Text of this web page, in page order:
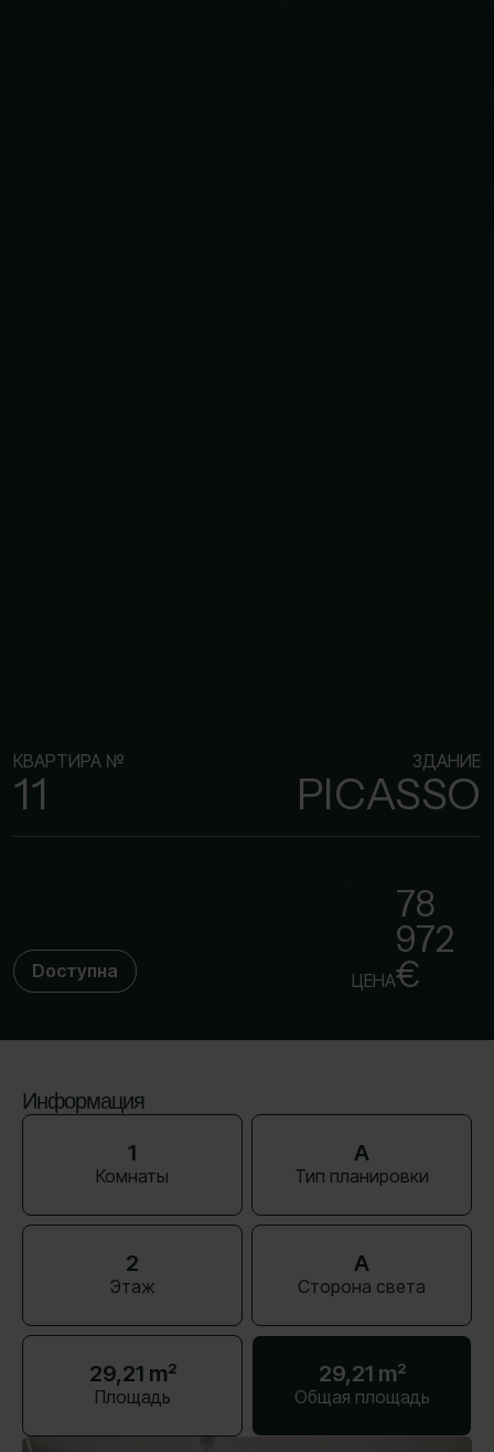
КВАРТИРА №
11
ЗДАНИЕ
PICASSO
Dоступна ЦЕНА
78
972
€
Информация
1
Комнаты
A
Тип планировки
2
Этаж
A
Сторона света
29,21 m²
Площадь
29,21 m²
Общая площадь